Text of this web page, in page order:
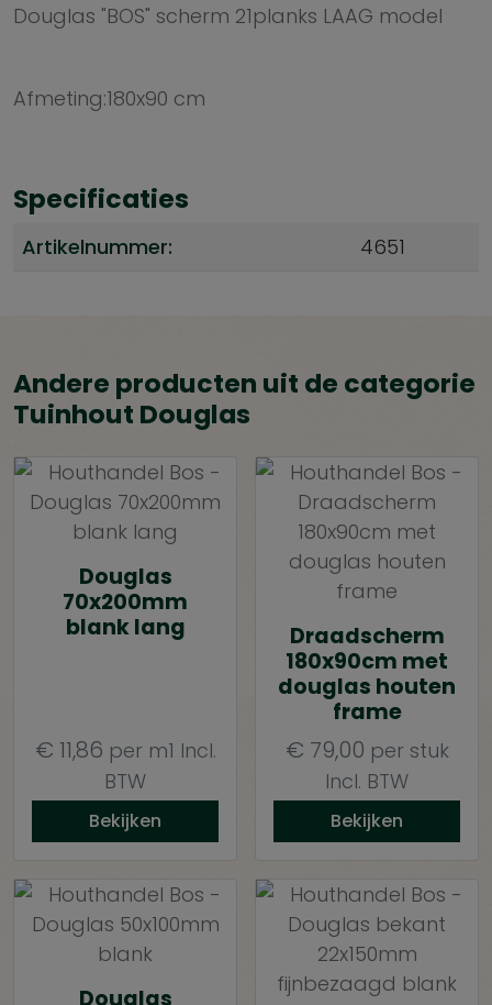
Douglas "BOS" scherm 21planks LAAG model
Afmeting:180x90 cm
Specificaties
Artikelnummer: 4651
Andere producten uit de categorie
Tuinhout Douglas
Douglas
70x200mm
blank lang
€ 11,86 per m1 Incl.
BTW
Bekijken
Draadscherm
180x90cm met
douglas houten
frame
€ 79,00 per stuk
Incl. BTW
Bekijken
Douglas